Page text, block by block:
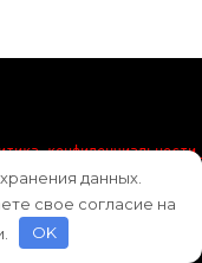
конфиденциальности
ПОПУЛЯРНЫЕ
данных.
свое согласие на
OK